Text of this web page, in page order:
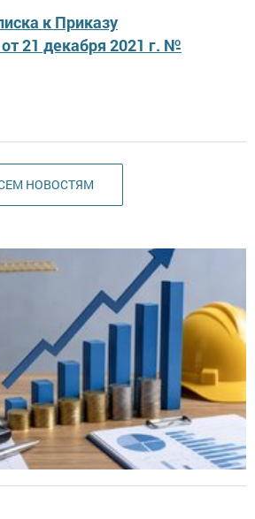
к Приказу
21 декабря 2021 г. №
НОВОСТЯМ